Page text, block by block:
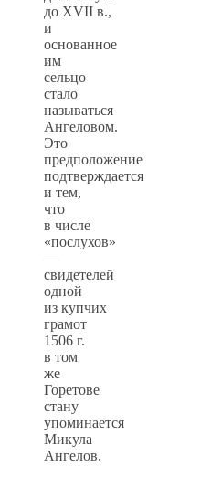
до XVII в.,
и
основанное
им
сельцо
стало
называться
Ангеловом.
Это
предположение
подтверждается
и тем,
что
в числе
«послухов»
—
свидетелей
одной
из купчих
грамот
1506 г.
в том
же
Горетове
стану
упоминается
Микула
Ангелов.